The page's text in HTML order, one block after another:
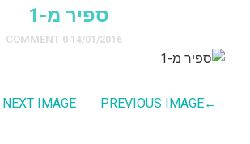
ספיר מ-1
14/01/2016
0 COMMENT
←
PREVIOUS IMAGE
NEXT IMAGE